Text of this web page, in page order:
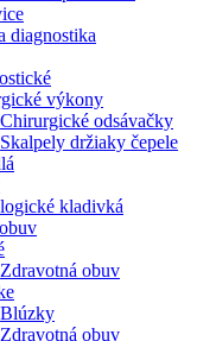
diagnostika
výkony
Chirurgické odsávačky
Skalpely držiaky čepele
kladivká
Zdravotná obuv
Blúzky
Zdravotná obuv